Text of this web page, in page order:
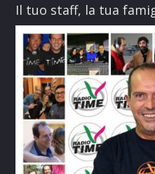
Il tuo staff, la tua